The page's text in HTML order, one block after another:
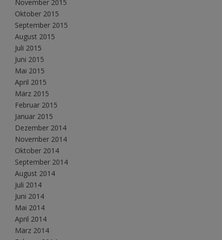
November 2015
Oktober 2015
September 2015
August 2015
Juli 2015
Juni 2015
Mai 2015
April 2015
März 2015
Februar 2015
Januar 2015
Dezember 2014
November 2014
Oktober 2014
September 2014
August 2014
Juli 2014
Juni 2014
Mai 2014
April 2014
März 2014